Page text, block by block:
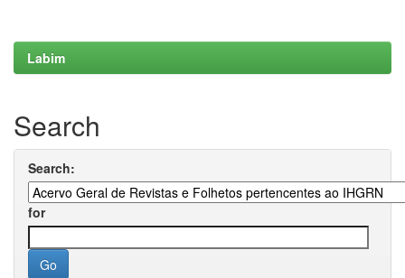
Labim
Search
Search:
for